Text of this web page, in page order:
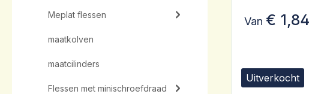
Meplat flessen
maatkolven
maatcilinders
Flessen met minischroefdraad
Uitverkocht
Van € 1,84